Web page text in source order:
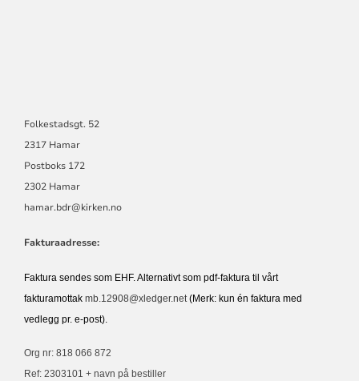
Folkestadsgt. 52
2317 Hamar
Postboks 172
2302 Hamar
hamar.bdr@kirken.no
Fakturaadresse:
Faktura sendes som EHF. Alternativt som pdf-faktura til vårt
fakturamottak mb.12908@xledger.net(Merk: kun én faktura med
vedlegg pr. e-post).
Org nr: 818 066 872
Ref: 2303101 + navn på bestiller